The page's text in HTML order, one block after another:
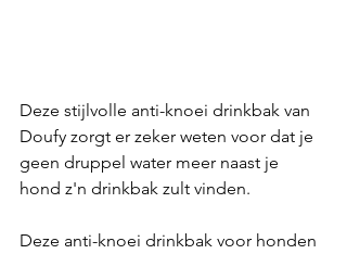
Deze stijlvolle anti-knoei drinkbak van
Doufy zorgt er zeker weten voor dat je
geen druppel water meer naast je
hond z'n drinkbak zult vinden.
Deze anti-knoei drinkbak voor honden